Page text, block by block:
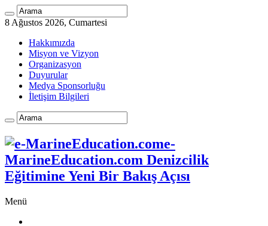
8 Ağustos 2026, Cumartesi
Hakkımızda
Misyon ve Vizyon
Organizasyon
Duyurular
Medya Sponsorluğu
İletişim Bilgileri
e-
MarineEducation.com Denizcilik
Eğitimine Yeni Bir Bakış Açısı
Menü